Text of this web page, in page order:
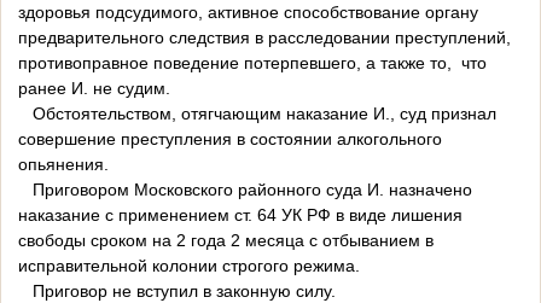
здоровья подсудимого, активное способствование органу
предварительного следствия в расследовании преступлений,
противоправное поведение потерпевшего, а также то, что
ранее И. не судим.
Обстоятельством, отягчающим наказание И., суд признал
совершение преступления в состоянии алкогольного
опьянения.
Приговором Московского районного суда И. назначено
наказание с применением ст. 64 УК РФ в виде лишения
свободы сроком на 2 года 2 месяца с отбыванием в
исправительной колонии строгого режима.
Приговор не вступил в законную силу.